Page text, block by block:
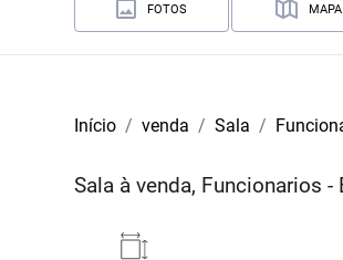
FOTOS MAPA
Início venda Sala
Sala à venda, Funcionarios